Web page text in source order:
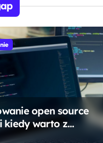
open source
kiedy warto z